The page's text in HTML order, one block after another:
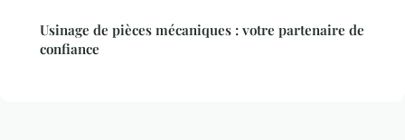
Usinage de pièces mécaniques : votre partenaire de
confiance